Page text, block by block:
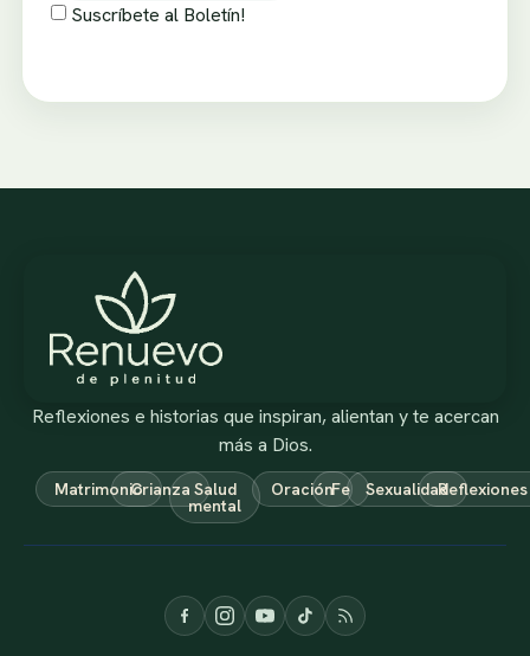
Suscríbete al Boletín!
Reflexiones e historias que inspiran, alientan y te acercan
más a Dios.
MatrimonioCrianza Salud
mental
OraciónFe SexualidadReflexiones